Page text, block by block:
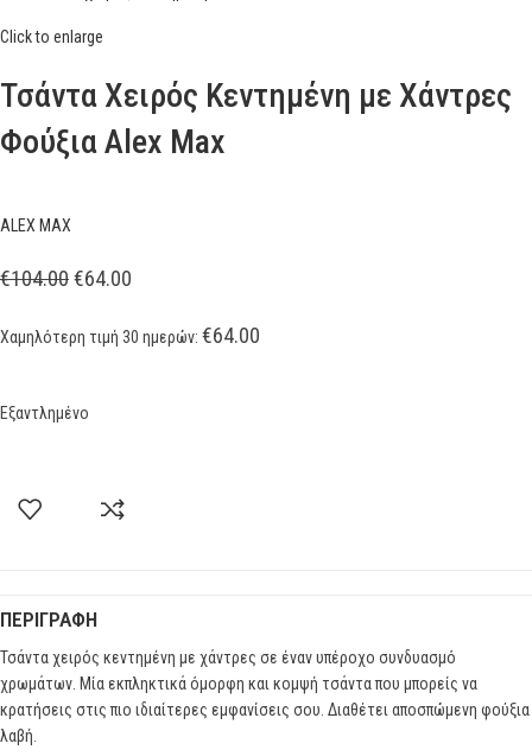
Click to enlarge
Τσάντα Χειρός Κεντημένη με Χάντρες
Φούξια Alex Max
ALEX MAX
€104.00€64.00
Χαμηλότερη τιμή 30 ημερών: €64.00
Εξαντλημένο
ΠΕΡΙΓΡΑΦΉ
Τσάντα χειρός κεντημένη με χάντρες σε έναν υπέροχο συνδυασμό
χρωμάτων. Μία εκπληκτικά όμορφη και κομψή τσάντα που μπορείς να
κρατήσεις στις πιο ιδιαίτερες εμφανίσεις σου. Διαθέτει αποσπώμενη φούξια
λαβή.